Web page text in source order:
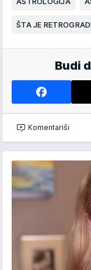
ŠTA JE
Budi
Komentariši